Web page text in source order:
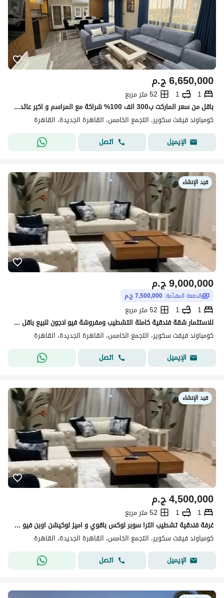
ج.م6,650,000
1
1
52 متر مربع
باقل من سعر الماركت ب300 الف 100% شراكة مع المراسم و اكبر عائد استثماري ف التجمع الخامس شقة فندقية ف فندق ليك ريزيدنس مع اكبر مطور عقاري فيفث سكوير
كومباوند فيفث سكوير، التجمع الخامس، القاهرة الجديدة، القاهرة
الإيميل
اتصل
قيد الإنشاء
ج.م9,000,000
الدفعة المقدّمة: 7,500,000 ج.م
1
1
52 متر مربع
للاستثمار شقة فندقية كاملة التشطيب ومفروشة فيو لاجون للبيع باقل سعر ف ماركت بمقدم وتكملة اقساط كمبوند فيفث سكوير التجمع الخامس المراسم Hotel Apartment
كومباوند فيفث سكوير، التجمع الخامس، القاهرة الجديدة، القاهرة
الإيميل
اتصل
قيد الإنشاء
ج.م4,500,000
1
1
52 متر مربع
غرفة فندقية تشطيب الترا سوبر لوكس باقوي و اميز لوكيشن اوبن فيو لاجون في المراسم فيفث سكوير التجمع الخامس القاهرة الجديدة
كومباوند فيفث سكوير، التجمع الخامس، القاهرة الجديدة، القاهرة
الإيميل
اتصل